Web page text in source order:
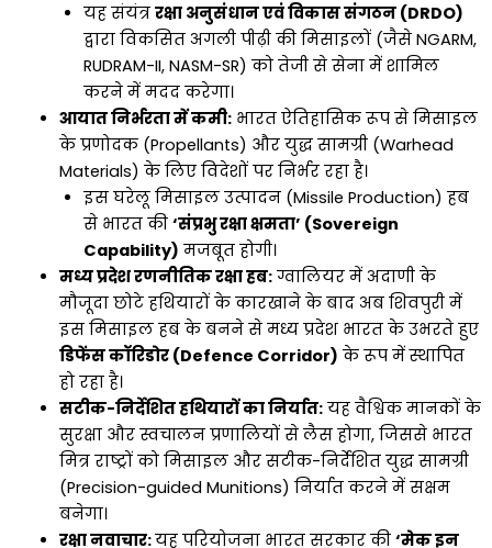
यह संयंत्र रक्षा अनुसंधान एवं विकास संगठन (DRDO)
द्वारा विकसित अगली पीढ़ी की मिसाइलों (जैसे NGARM,
RUDRAM-II, NASM-SR) को तेजी से सेना में शामिल
करने में मदद करेगा।
आयात निर्भरता में कमी:भारत ऐतिहासिक रूप से मिसाइल
के प्रणोदक (Propellants) और युद्ध सामग्री (Warhead
Materials) के लिए विदेशों पर निर्भर रहा है।
इस घरेलू मिसाइल उत्पादन (Missile Production) हब
से भारत की ‘संप्रभु रक्षा क्षमता’ (Sovereign
Capability) मजबूत होगी।
मध्य प्रदेश रणनीतिक रक्षा हब:ग्वालियर में अदाणी के
मौजूदा छोटे हथियारों के कारखाने के बाद अब शिवपुरी में
इस मिसाइल हब के बनने से मध्य प्रदेश भारत के उभरते हुए
डिफेंस कॉरिडोर (Defence Corridor) के रूप में स्थापित
हो रहा है।
सटीक-निर्देशित हथियारों का निर्यात:यह वैश्विक मानकों के
सुरक्षा और स्वचालन प्रणालियों से लैस होगा, जिससे भारत
मित्र राष्ट्रों को मिसाइल और सटीक-निर्देशित युद्ध सामग्री
(Precision-guided Munitions) निर्यात करने में सक्षम
बनेगा।
रक्षा नवाचार:यह परियोजना भारत सरकार की ‘मेक इन